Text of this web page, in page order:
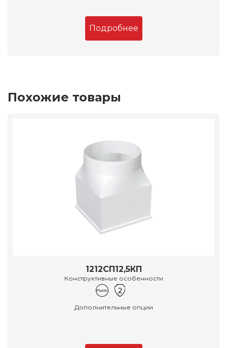
Подробнее
Похожие товары
1212СП12,5КП
Конструктивные особенности
Дополнительные опции